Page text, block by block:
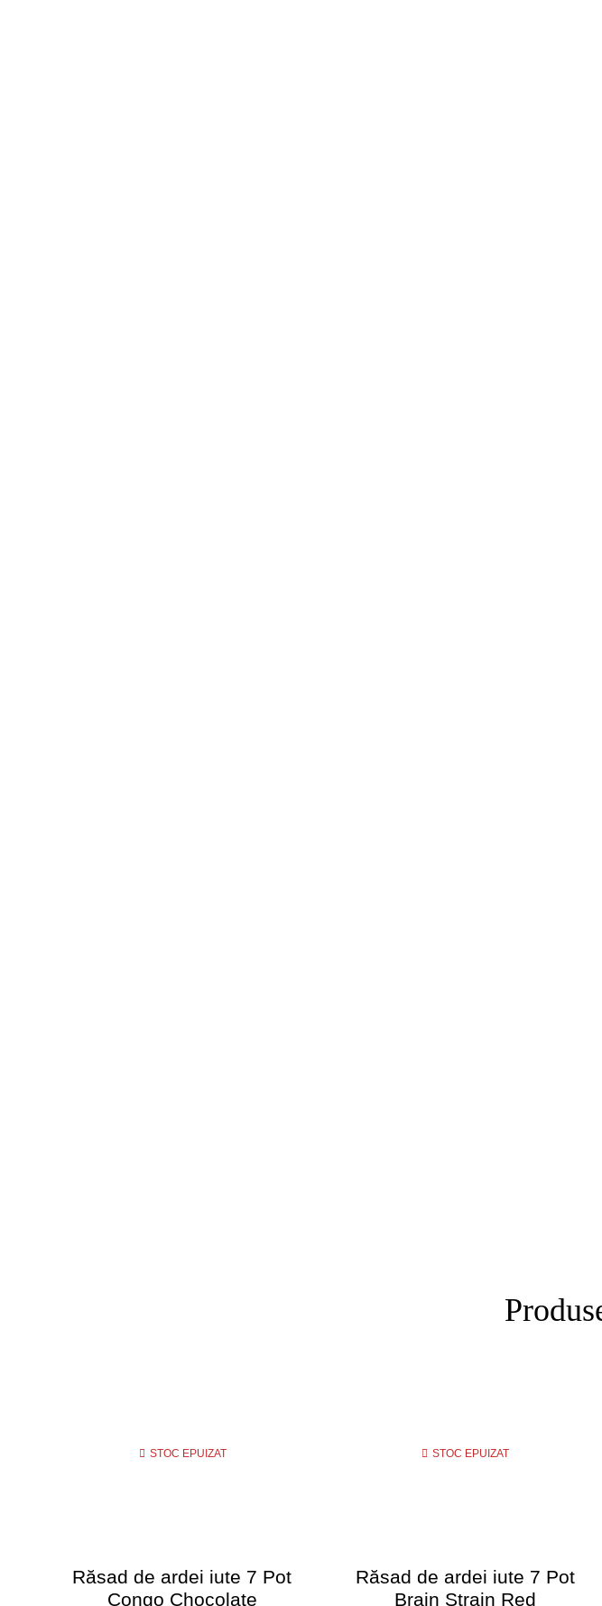
STOC EPUIZAT
Răsad de ardei iute 7 Pot
Congo Chocolate
STOC EPUIZAT
Răsad de ardei iute 7 Pot
Brain Strain Red